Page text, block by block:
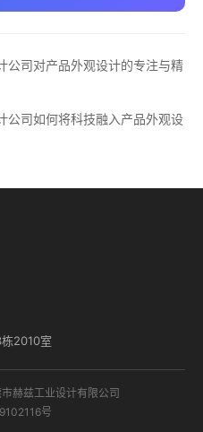
公司对产品外观设计的专注与精
公司如何将科技融入产品外观设
2010室
赫兹工业设计有限公司
号